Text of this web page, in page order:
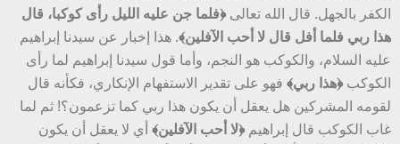
الكفر بالجهل. قال الله تعالى﴿فلما جن عليه الليل رأى كوكبا، قال
هذا ربي فلما أفل قال لا أحب الآفلين﴾. هذا إخبار عن سيدنا إبراهيم
عليه السلام، والكوكب هو النجم، وأما قول سيدنا إبراهيم لما رأى
الكوكب﴿هذا ربي﴾ فهو على تقدير الاستفهام الإنكاري، فكأنه قال
لقومه المشركين هل يعقل أن يكون هذا ربي كما تزعمون؟! ثم لما
غاب الكوكب قال إبراهيم﴿لا أحب الآفلين﴾ أي لا يعقل أن يكون